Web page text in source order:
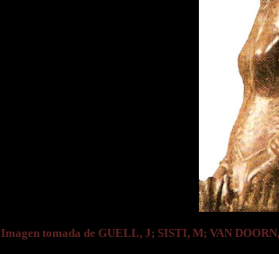
Imagen tomada de GUELL, J; SISTI, M; VAN